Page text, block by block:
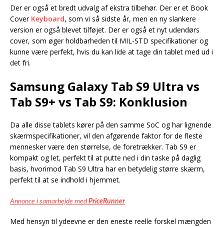
Der er også et bredt udvalg af ekstra tilbehør. Der er et Book
Cover Keyboard, som vi så sidste år, men en ny slankere
version er også blevet tilføjet. Der er også et nyt udendørs
cover, som øger holdbarheden til MIL-STD specifikationer og
kunne være perfekt, hvis du kan lide at tage din tablet med ud i
det fri.
Samsung Galaxy Tab S9 Ultra vs
Tab S9+ vs Tab S9: Konklusion
Da alle disse tablets kører på den samme SoC og har lignende
skærmspecifikationer, vil den afgørende faktor for de fleste
mennesker være den størrelse, de foretrækker. Tab S9 er
kompakt og let, perfekt til at putte ned i din taske på daglig
basis, hvorimod Tab S9 Ultra har en betydelig større skærm,
perfekt til at se indhold i hjemmet.
Annonce i samarbejde medPriceRunner
Med hensyn til ydeevne er den eneste reelle forskel mængden